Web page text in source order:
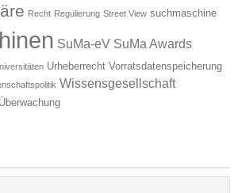
Recht Regulierung Street View suchmaschine
SuMa-eV SuMa Awards
Urheberrecht Vorratsdatenspeicherung
Wissensgesellschaft
Überwachung